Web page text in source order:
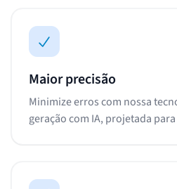
Maior precisão
Minimize erros com nossa
geração com IA, projetada